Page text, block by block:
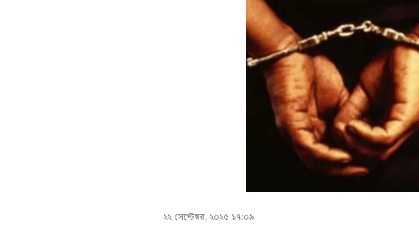
২২ সেপ্টেম্বর, ২০২৫ ১৭:০৯